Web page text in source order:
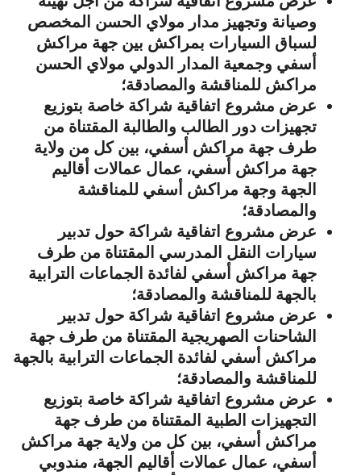
وصيانة وتجهيز مدار مولاي الحسن المخصص
لسباق السيارات بمراكش بين جهة مراكش
أسفي وجمعية المدار الدولي مولاي الحسن
مراكش للمناقشة والمصادقة؛
عرض مشروع اتفاقية شراكة خاصة بتوزيع
تجهيزات دور الطالب والطالبة المقتناة من
طرف جهة مراكش أسفي، بين كل من ولاية
جهة مراكش أسفي، عمال عمالات أقاليم
الجهة وجهة مراكش أسفي للمناقشة
والمصادقة؛
عرض مشروع اتفاقية شراكة حول تدبير
سيارات النقل المدرسي المقتناة من طرف
جهة مراكش أسفي لفائدة الجماعات الترابية
بالجهة للمناقشة والمصادقة؛
عرض مشروع اتفاقية شراكة حول تدبير
الشاحنات الصهريجية المقتناة من طرف جهة
مراكش أسفي لفائدة الجماعات الترابية بالجهة
للمناقشة والمصادقة؛
عرض مشروع اتفاقية شراكة خاصة بتوزيع
التجهيزات الطبية المقتناة من طرف جهة
مراكش أسفي، بين كل من ولاية جهة مراكش
أسفي، عمال عمالات أقاليم الجهة، مندوبي